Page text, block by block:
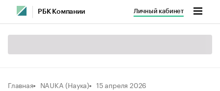
РБК Компании Личный кабинет
Главная NAUKA (Наука) 15 апреля 2026